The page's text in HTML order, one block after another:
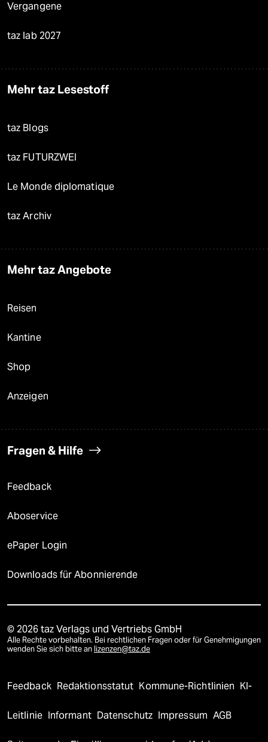
Vergangene
taz lab 2027
Mehr taz Lesestoff
taz Blogs
taz FUTURZWEI
Le Monde diplomatique
taz Archiv
Mehr taz Angebote
Reisen
Kantine
Shop
Anzeigen
Fragen & Hilfe
Feedback
Aboservice
ePaper Login
Downloads für Abonnierende
© 2026 taz Verlags und Vertriebs GmbH
Alle Rechte vorbehalten. Bei rechtlichen Fragen oder für Genehmigungen
wenden Sie sich bitte an lizenzen@taz.de
Feedback Redaktionsstatut Kommune-Richtlinien KI-
Leitlinie Informant Datenschutz Impressum AGB